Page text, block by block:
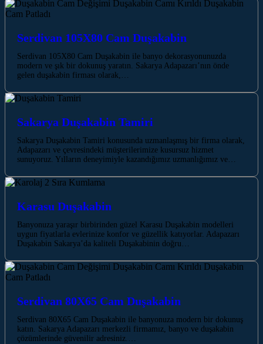
Serdivan 105X80 Cam Duşakabin
Serdivan 105X80 Cam Duşakabin ile banyo dekorasyonunuzda
modern ve şık bir dokunuş yaratın. Sakarya Adapazarı’nın önde
gelen duşakabin firması olarak,…
Sakarya Duşakabin Tamiri
Sakarya Duşakabin Tamiri konusunda uzmanlaşmış bir firma olarak,
Adapazarı ve çevresindeki müşterilerimize kusursuz hizmet
sunuyoruz. Yılların deneyimiyle kazandığımız uzmanlığımız ve…
Karasu Duşakabin
Banyonuza yaraşır birbirinden güzel Karasu Duşakabin modelleri
uygun fiyatlarla evlerinize konfor ve güzellik katıyorlar. Adapazarı
Duşakabin Sakarya’da kaliteli Duşakabinin doğru…
Serdivan 80X65 Cam Duşakabin
Serdivan 80X65 Cam Duşakabin ile banyonuza modern bir dokunuş
katın. Sakarya Adapazarı merkezli firmamız, banyo ve duşakabin
çözümlerinde güvenilir adresiniz.…